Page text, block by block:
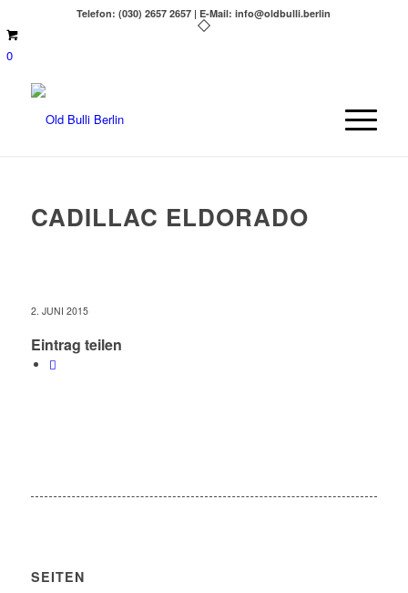
Telefon: (030) 2657 2657 | E-Mail: info@oldbulli.berlin
0
CADILLAC ELDORADO
2. JUNI 2015
Eintrag teilen
SEITEN